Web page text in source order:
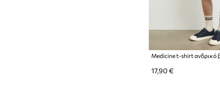
Medicine t-shirt ανδρικό
17,90 €